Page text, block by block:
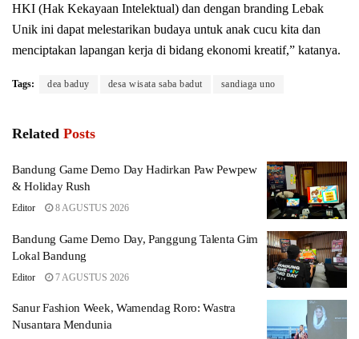
HKI (Hak Kekayaan Intelektual) dan dengan branding Lebak
Unik ini dapat melestarikan budaya untuk anak cucu kita dan
menciptakan lapangan kerja di bidang ekonomi kreatif,” katanya.
Tags: dea baduy desa wisata saba badut sandiaga uno
Related Posts
Bandung Game Demo Day Hadirkan Paw Pewpew
& Holiday Rush
Editor 8 AGUSTUS 2026
Bandung Game Demo Day, Panggung Talenta Gim
Lokal Bandung
Editor 7 AGUSTUS 2026
Sanur Fashion Week, Wamendag Roro: Wastra
Nusantara Mendunia